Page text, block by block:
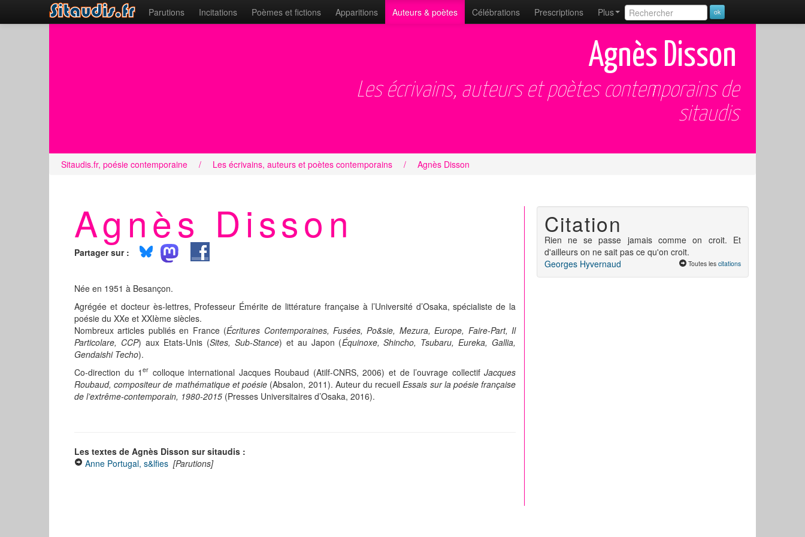
Parutions Incitations Poèmes et fictions Apparitions Auteurs & poètes Célébrations Prescriptions Plus
Agnès Disson
Les écrivains, auteurs et poètes contemporains de
sitaudis
Sitaudis.fr, poésie contemporaine / Les écrivains, auteurs et poètes contemporains / Agnès Disson
Agnès Disson
Partager sur :
Née en 1951 à Besançon.
Agrégée et docteur ès-lettres, Professeur Émérite de littérature française à l’Université d’Osaka, spécialiste de la
poésie du XXe et XXIème siècles.
Nombreux articles publiés en France (Écritures Contemporaines, Fusées, Po&sie, Mezura, Europe, Faire-Part, Il
Particolare, CCP) aux Etats-Unis (Sites, Sub-Stance) et au Japon (Équinoxe, Shincho, Tsubaru, Eureka, Gallia,
Gendaishi Techo).
Co-direction du 1er colloque international Jacques Roubaud (Atilf-CNRS, 2006) et de l’ouvrage collectifJacques
Roubaud, compositeur de mathématique et poésie (Absalon, 2011). Auteur du recueilEssais sur la poésie française
de l’extrême-contemporain, 1980-2015 (Presses Universitaires d’Osaka, 2016).
Les textes de Agnès Disson sur sitaudis :
Anne Portugal, s&lfies [Parutions]
Citation
Rien ne se passe jamais comme on croit. Et
d'ailleurs on ne sait pas ce qu'on croit.
Georges Hyvernaud
Toutes les citations